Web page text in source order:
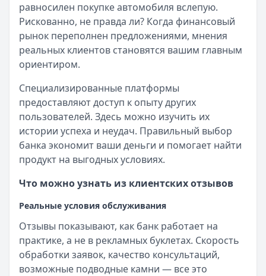
равносилен покупке автомобиля вслепую.
Рискованно, не правда ли? Когда финансовый
рынок переполнен предложениями, мнения
реальных клиентов становятся вашим главным
ориентиром.
Специализированные платформы
предоставляют доступ к опыту других
пользователей. Здесь можно изучить их
истории успеха и неудач. Правильный выбор
банка экономит ваши деньги и помогает найти
продукт на выгодных условиях.
Что можно узнать из клиентских отзывов
Реальные условия обслуживания
Отзывы показывают, как банк работает на
практике, а не в рекламных буклетах. Скорость
обработки заявок, качество консультаций,
возможные подводные камни — все это